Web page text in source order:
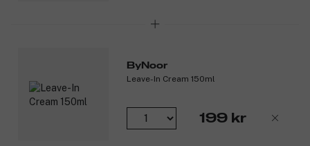
ByNoor
Leave-In Cream 150ml
199 kr